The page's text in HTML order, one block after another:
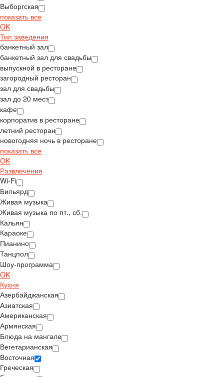
Выборгская
показать все
OK
Тип заведения
банкетный зал
банкетный зал для свадьбы
выпускной в ресторане
загородный ресторан
зал для свадьбы
зал до 20 мест
кафе
корпоратив в ресторане
летний ресторан
новогодняя ночь в ресторане
показать все
OK
Развлечения
Wi-Fi
Бильярд
Живая музыка
Живая музыка по пт., сб.
Кальян
Караоке
Пианино
Танцпол
Шоу-программа
OK
Кухня
Азербайджанская
Азиатская
Американская
Армянская
Блюда на мангале
Вегетарианская
Восточная
Греческая